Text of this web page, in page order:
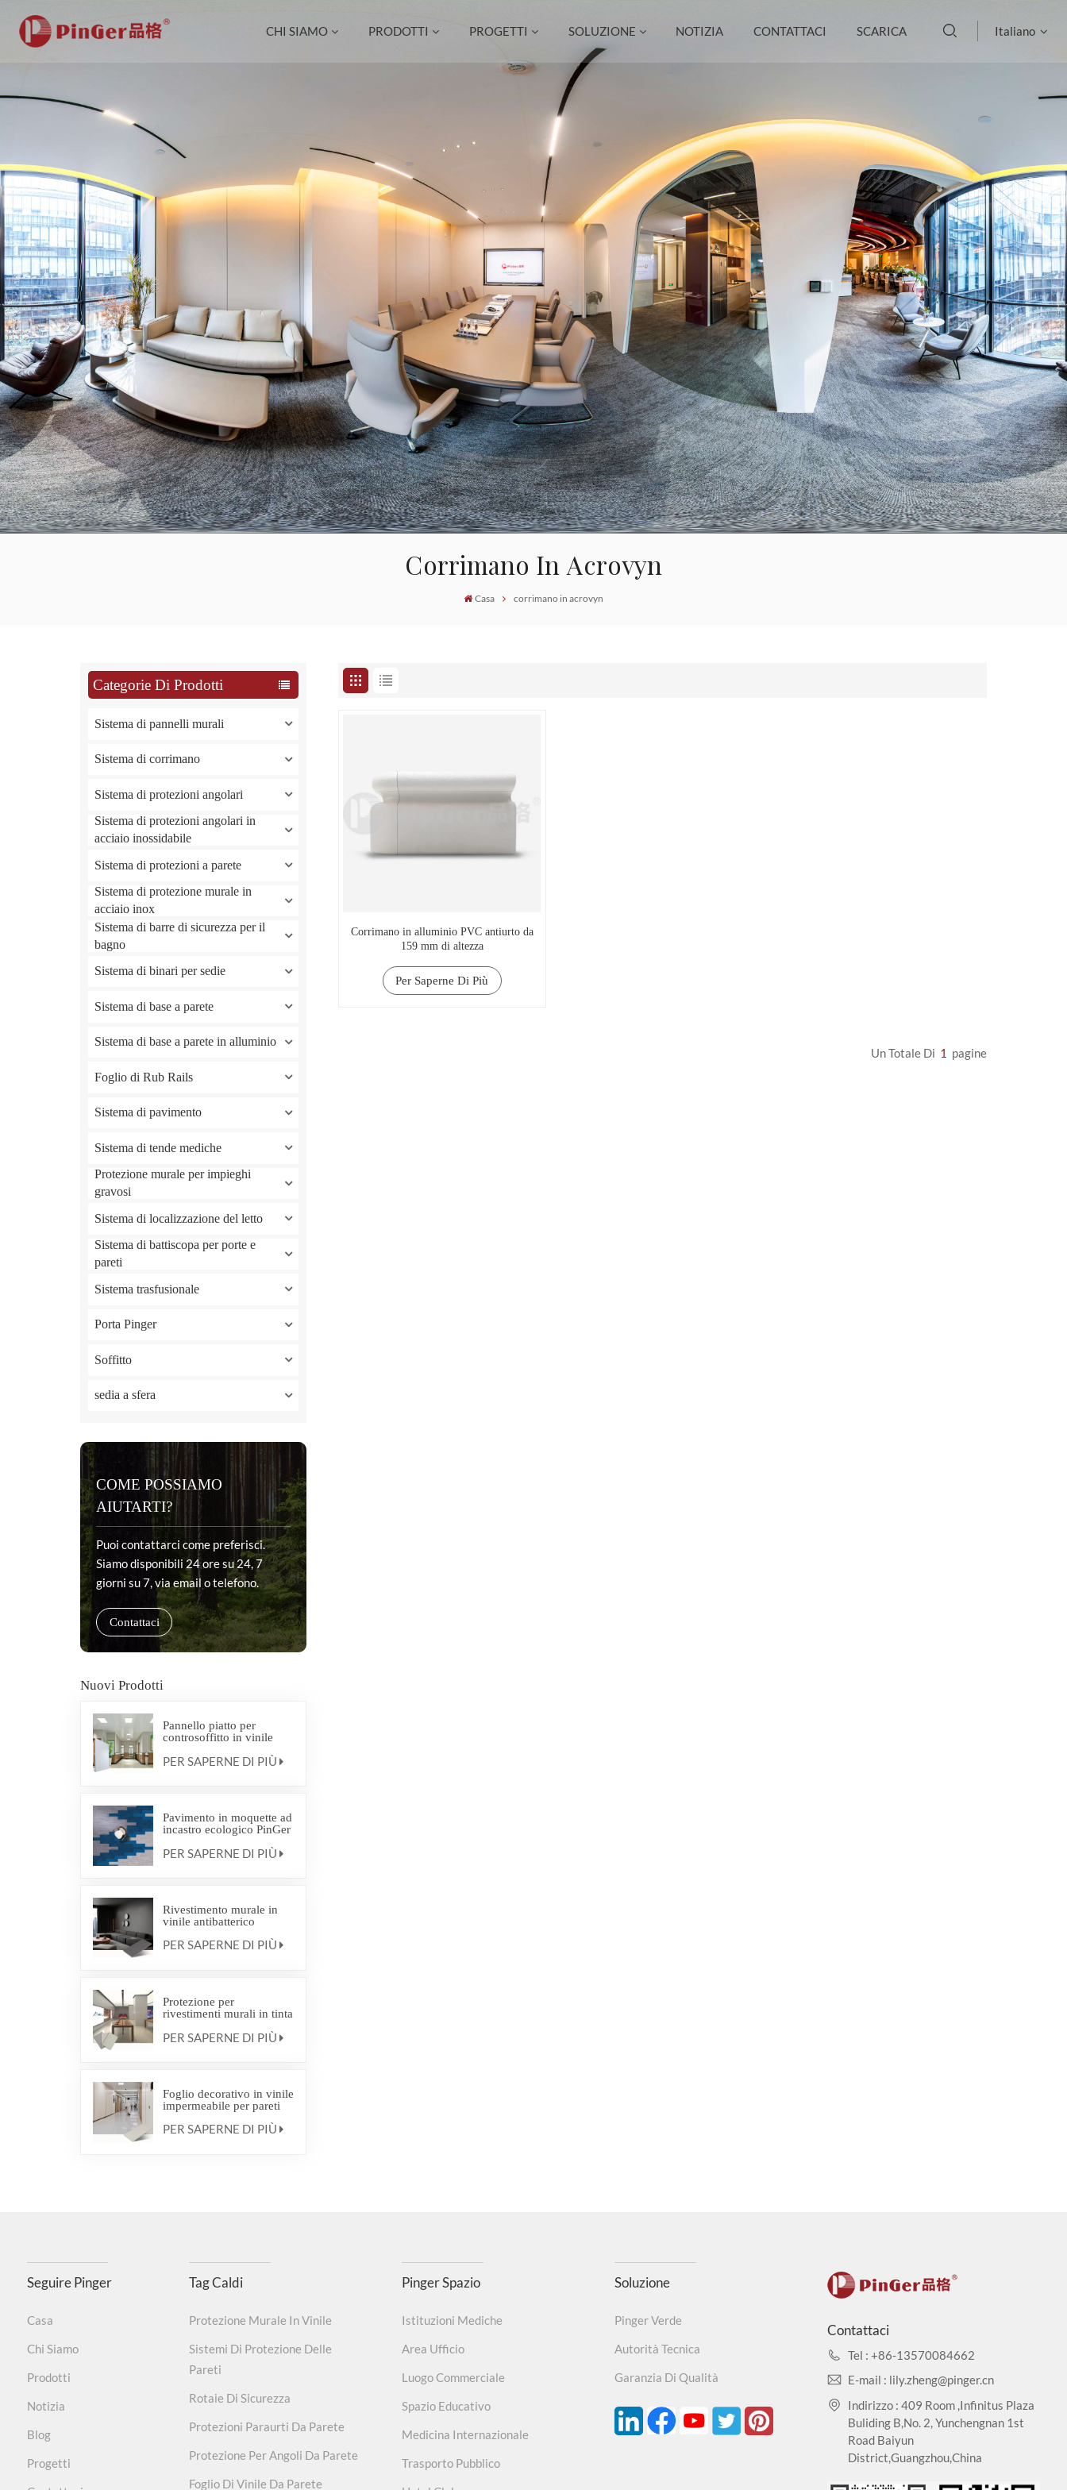
CHI SIAMO PRODOTTI PROGETTI SOLUZIONE NOTIZIA CONTATTACI SCARICA Italiano
Deutsch
русский
italiano
español
português
العربية
한국의
Tiếng việt
Indonesia
中文
Corrimano In Acrovyn
Casa corrimano in acrovyn
Categorie Di Prodotti
Sistema di pannelli murali
Sistema di corrimano
Sistema di protezioni angolari
Sistema di protezioni angolari in
acciaio inossidabile
Sistema di protezioni a parete
Sistema di protezione murale in
acciaio inox
Sistema di barre di sicurezza per il
bagno
Sistema di binari per sedie
Sistema di base a parete
Sistema di base a parete in alluminio
Foglio di Rub Rails
Sistema di pavimento
Sistema di tende mediche
Protezione murale per impieghi
gravosi
Sistema di localizzazione del letto
Sistema di battiscopa per porte e
pareti
Sistema trasfusionale
Porta Pinger
Soffitto
sedia a sfera
COME POSSIAMO
AIUTARTI?
Puoi contattarci come preferisci.
Siamo disponibili 24 ore su 24, 7
giorni su 7, via email o telefono.
Contattaci
Nuovi Prodotti
Pannello piatto per
controsoffitto in vinile
PER SAPERNE DI PIÙ
Pavimento in moquette ad
incastro ecologico PinGer
Carpet
PER SAPERNE DI PIÙ
Rivestimento murale in
vinile antibatterico
PER SAPERNE DI PIÙ
Protezione per
rivestimenti murali in tinta
legno
PER SAPERNE DI PIÙ
Foglio decorativo in vinile
impermeabile per pareti
PER SAPERNE DI PIÙ
Corrimano in alluminio PVC antiurto da
159 mm di altezza
Per Saperne Di Più
Un Totale Di 1 Pagine
Seguire Pinger
Casa
Chi Siamo
Prodotti
Notizia
Blog
Progetti
Tag Caldi
Protezione Murale In Vinile
Sistemi Di Protezione Delle
Pareti
Rotaie Di Sicurezza
Protezioni Paraurti Da Parete
Protezione Per Angoli Da Parete
Foglio Di Vinile Da Parete
Pinger Spazio
Istituzioni Mediche
Area Ufficio
Luogo Commerciale
Spazio Educativo
Medicina Internazionale
Trasporto Pubblico
Soluzione
Pinger Verde
Autorità Tecnica
Garanzia Di Qualità
Contattaci
Tel : +86-13570084662
E-mail : lily.zheng@pinger.cn
Indirizzo : 409 Room ,Infinitus Plaza
Buliding B,No. 2, Yunchengnan 1st
Road Baiyun
District,Guangzhou,China